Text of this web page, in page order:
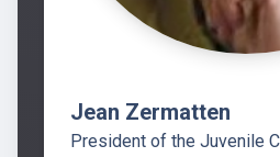
Jean Zermatten
President of the Juvenile